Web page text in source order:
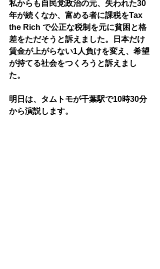
私からも自民党政治の元、失われた30
年が続くなか、富める者に課税をTax
the Rich で公正な税制を元に貧困と格
差をただそうと訴えました。日本だけ
賃金が上がらない1人負けを変え、希望
が持てる社会をつくろうと訴えまし
た。
明日は、タムトモが千葉駅で10時30分
から演説します。